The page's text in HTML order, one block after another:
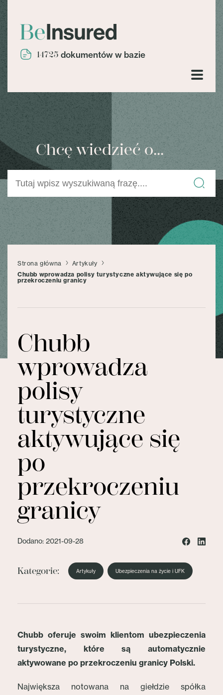
14725 dokumentów w bazie
Chcę wiedzieć o...
Strona główna
Artykuły
Chubb wprowadza polisy turystyczne aktywujące się po
przekroczeniu granicy
Chubb
wprowadza
polisy
turystyczne
aktywujące się
po
przekroczeniu
granicy
Dodano: 2021-09-28
Kategorie: Artykuły Ubezpieczenia na życie i UFK
Chubb oferuje swoim klientom ubezpieczenia
turystyczne, które są automatycznie
aktywowane po przekroczeniu granicy Polski.
Największa notowana na giełdzie spółka